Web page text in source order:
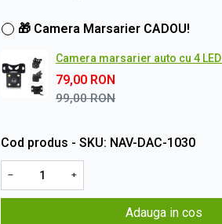
🎁 Camera Marsarier CADOU!
Camera marsarier auto cu 4
79,00 RON
99,00RON
Cod produs - SKU NAV-DAC-1030
− +
Adauga in cos